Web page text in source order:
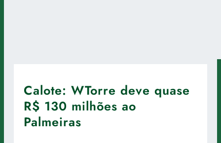
Calote: WTorre deve quase
R$ 130 milhões ao
Palmeiras